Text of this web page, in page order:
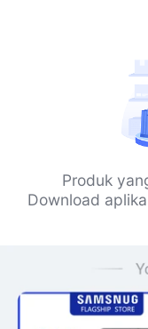
Produk
Download